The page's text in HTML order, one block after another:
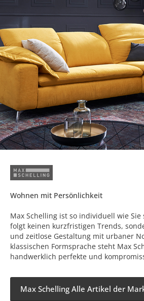
Wohnen mit Persönlichkeit
Max Schelling ist so individuell wie Sie
folgt keinen kurzfristigen Trends,
und zeitlose Gestaltung mit urbaner
klassischen Formsprache steht Max
handwerklich perfekte und
Max Schelling Alle Artikel der